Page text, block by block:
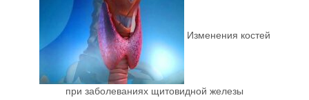
Изменения костей
при заболеваниях щитовидной железы